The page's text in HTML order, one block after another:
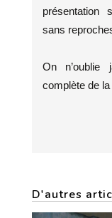
présentation
sans
On n’oublie
complète de
D'autres